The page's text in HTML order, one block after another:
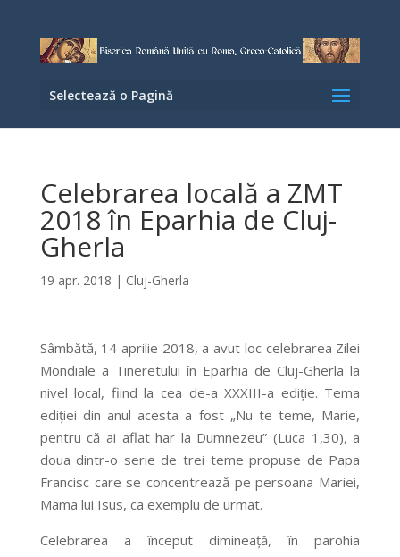
Selectează o Pagină
Celebrarea locală a ZMT
2018 în Eparhia de Cluj-
Gherla
19 apr. 2018 | Cluj-Gherla
Sâmbătă, 14 aprilie 2018, a avut loc celebrarea Zilei
Mondiale a Tineretului în Eparhia de Cluj-Gherla la
nivel local, fiind la cea de-a XXXIII-a ediție. Tema
ediției din anul acesta a fost „Nu te teme, Marie,
pentru că ai aflat har la Dumnezeu” (Luca 1,30), a
doua dintr-o serie de trei teme propuse de Papa
Francisc care se concentrează pe persoana Mariei,
Mama lui Isus, ca exemplu de urmat.
Celebrarea a început dimineață, în parohia